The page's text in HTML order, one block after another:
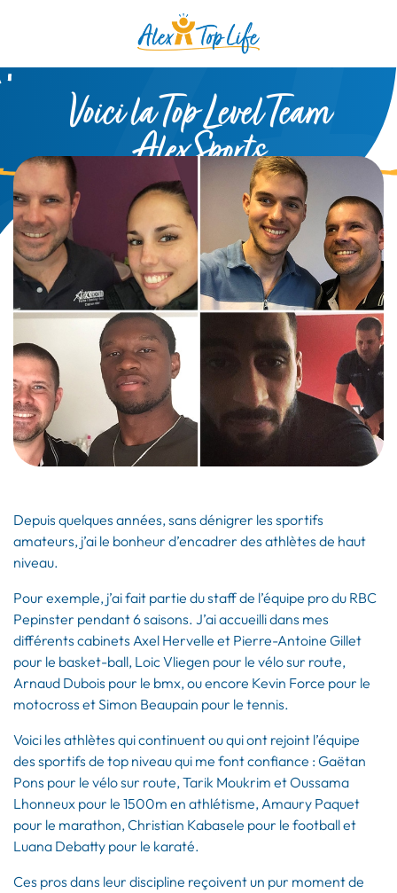
Voici la Top Level Team
AlexSports
12.04.2019
Depuis quelques années, sans dénigrer les sportifs
amateurs, j’ai le bonheur d’encadrer des athlètes de haut
niveau.
Pour exemple, j’ai fait partie du staff de l’équipe pro du RBC
Pepinster pendant 6 saisons. J’ai accueilli dans mes
différents cabinets Axel Hervelle et Pierre-Antoine Gillet
pour le basket-ball, Loic Vliegen pour le vélo sur route,
Arnaud Dubois pour le bmx, ou encore Kevin Force pour le
motocross et Simon Beaupain pour le tennis.
Voici les athlètes qui continuent ou qui ont rejoint l’équipe
des sportifs de top niveau qui me font confiance : Gaëtan
Pons pour le vélo sur route, Tarik Moukrim et Oussama
Lhonneux pour le 1500m en athlétisme, Amaury Paquet
pour le marathon, Christian Kabasele pour le football et
Luana Debatty pour le karaté.
Ces pros dans leur discipline reçoivent un pur moment de